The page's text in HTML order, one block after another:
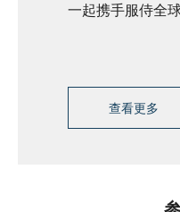
一起携手服侍全
查看更多